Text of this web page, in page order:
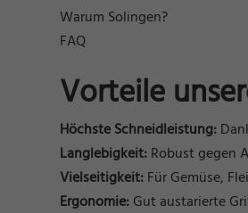
Warum Solingen?
FAQ
Vorteile
Höchste Schneidleistung:
Langlebigkeit: Robust gegen
Vielseitigkeit: Für Gemüse,
Ergonomie: Gut austarierte